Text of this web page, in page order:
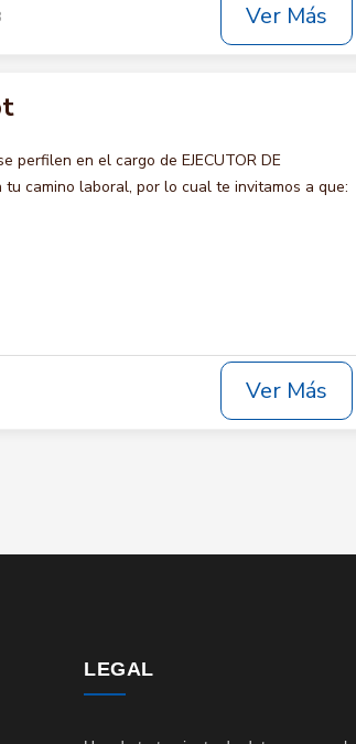
Ver Más
perfilen en el cargo de EJECUTOR DE
camino laboral, por lo cual te invitamos a que:
Ver Más
LEGAL